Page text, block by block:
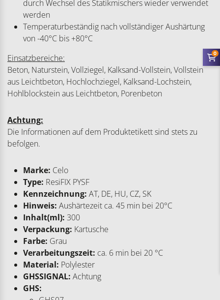
durch Wechsel des Statikmischers wieder verwendet
werden
Temperaturbeständig nach vollständiger Aushärtung
von -40°C bis +80°C
Einsatzbereiche:
Beton, Naturstein, Vollziegel, Kalksand-Vollstein, Vollstein
aus Leichtbeton, Hochlochziegel, Kalksand-Lochstein,
Hohlblockstein aus Leichtbeton, Porenbeton
Achtung:
Die Informationen auf dem Produktetikett sind stets zu
befolgen.
Marke: Celo
Type: ResiFIX PYSF
Kennzeichnung: AT, DE, HU, CZ, SK
Hinweis: Aushärtezeit ca. 45 min bei 20°C
Inhalt(ml): 300
Verpackung: Kartusche
Farbe: Grau
Verarbeitungszeit: ca. 6 min bei 20 °C
Material: Polylester
GHSSIGNAL: Achtung
GHS:
0